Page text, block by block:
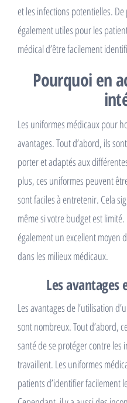
et les infections potentielles.
également utiles pour les
médical d’être facilement
Pourquoi en
Les uniformes médicaux pour
avantages. Tout d’abord, ils
porter et adaptés aux
plus, ces uniformes peuvent
sont faciles à entretenir. Cela
même si votre budget est
également un excellent moyen
dans les milieux médicaux.
Les
Les avantages de l’utilisation
sont nombreux. Tout d’abord,
santé de se protéger contre les
travaillent. Les uniformes
patients d’identifier facilement